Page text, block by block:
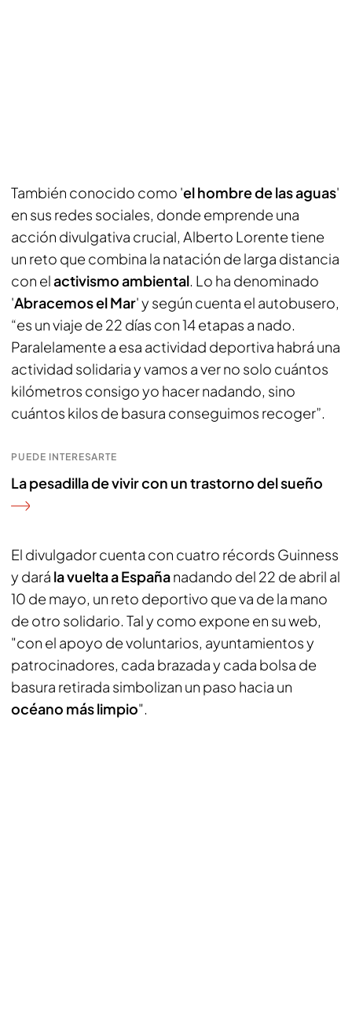
También conocido como 'el hombre de las aguas'
en sus redes sociales, donde emprende una
acción divulgativa crucial, Alberto Lorente tiene
un reto que combina la natación de larga distancia
con elactivismo ambiental. Lo ha denominado
'Abracemos el Mar' y según cuenta el autobusero,
“es un viaje de 22 días con 14 etapas a nado.
Paralelamente a esa actividad deportiva habrá una
actividad solidaria y vamos a ver no solo cuántos
kilómetros consigo yo hacer nadando, sino
cuántos kilos de basura conseguimos recoger”.
PUEDE INTERESARTE
La pesadilla de vivir con un trastorno del sueño
El divulgador cuenta con cuatro récords Guinness
y dará la vuelta a Españanadando del 22 de abril al
10 de mayo, un reto deportivo que va de la mano
de otro solidario. Tal y como expone en su web,
"con el apoyo de voluntarios, ayuntamientos y
patrocinadores, cada brazada y cada bolsa de
basura retirada simbolizan un paso hacia un
océano más limpio".